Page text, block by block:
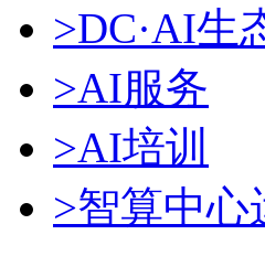
>DC·AI生
>AI服务
>AI培训
>智算中心